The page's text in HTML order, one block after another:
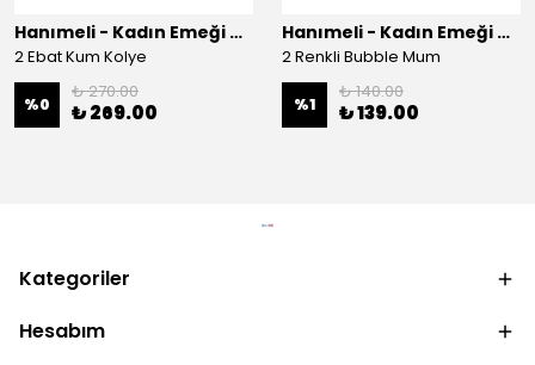
Hanımeli - Kadın Emeği Çarşısı
2 Ebat Kum Kolye
%0
₺ 270.00
₺ 269.00
Hanımeli - Kadın Emeği Çarşısı
2 Renkli Bubble Mum
%1
₺ 140.00
₺ 139.00
Kategoriler
Hesabım